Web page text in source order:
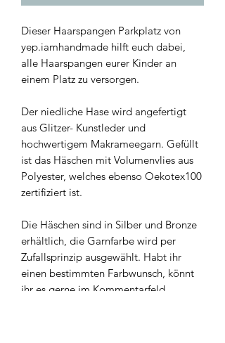
Dieser Haarspangen Parkplatz von
yep.iamhandmade hilft euch dabei,
alle Haarspangen eurer Kinder an
einem Platz zu versorgen.
Der niedliche Hase wird angefertigt
aus Glitzer- Kunstleder und
hochwertigem Makrameegarn. Gefüllt
ist das Häschen mit Volumenvlies aus
Polyester, welches ebenso Oekotex100
zertifiziert ist.
Die Häschen sind in Silber und Bronze
erhältlich, die Garnfarbe wird per
Zufallsprinzip ausgewählt. Habt ihr
einen bestimmten Farbwunsch, könnt
ihr es gerne im Kommentarfeld